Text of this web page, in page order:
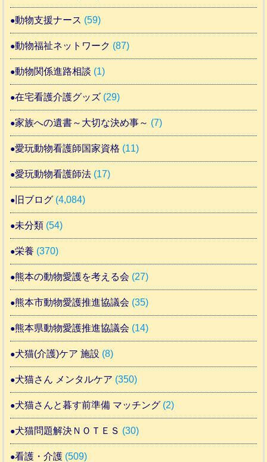
動物支援ナース (59)
動物福祉ネットワーク (87)
動物関係進路相談 (1)
在宅看護介護グッズ (29)
家族への遺書～大切な決め事～ (7)
愛玩動物看護師国家資格 (11)
愛玩動物看護師法 (17)
旧ブログ (4,084)
未分類 (54)
栄養 (370)
熊本の動物愛護を考える会 (27)
熊本市動物愛護推進協議会 (35)
熊本県動物愛護推進協議会 (14)
犬猫(介護)ケア 施設 (8)
犬猫さん メンタルケア (350)
犬猫さんと暮す前準備 マッチング (2)
犬猫問題解決ＮＯＴＥＳ (30)
看護・介護 (509)